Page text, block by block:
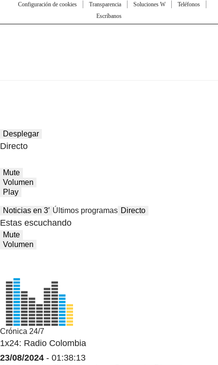
Configuración de cookies Transparencia Soluciones W
Teléfonos
Escríbanos
Desplegar
Directo
Mute
Volumen
Play
Noticias en 3′ Últimos programas Directo
Estas escuchando
Mute
Volumen
Crónica 24/7
1x24: Radio Colombia
23/08/2024 - 01:38:13